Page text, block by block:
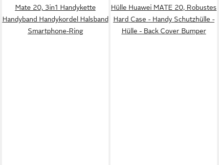
Mate 20, 3in1 Handykette
Handyband Handykordel Halsband
Smartphone-Ring
Hülle Huawei MATE 20, Robustes
Hard Case - Handy Schutzhülle -
Hülle - Back Cover Bumper